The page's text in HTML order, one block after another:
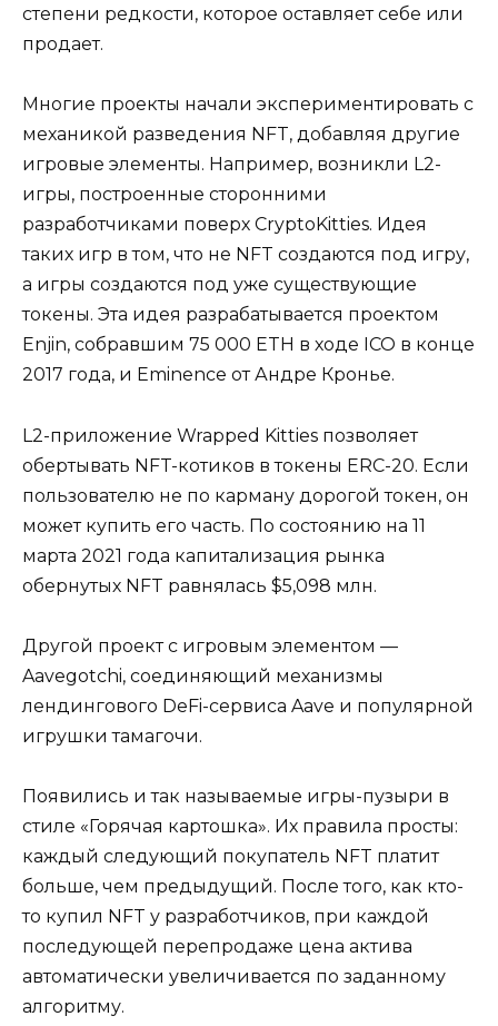
степени редкости, которое оставляет себе или
продает.
Многие проекты начали экспериментировать с
механикой разведения NFT, добавляя другие
игровые элементы. Например, возникли L2-
игры, построенные сторонними
разработчиками поверх CryptoKitties. Идея
таких игр в том, что не NFT создаются под игру,
а игры создаются под уже существующие
токены. Эта идея разрабатывается проектом
Enjin, собравшим 75 000 ETH в ходе ICO в конце
2017 года, и Eminence от Андре Кронье.
L2-приложение Wrapped Kitties позволяет
обертывать NFT-котиков в токены ERC-20. Если
пользователю не по карману дорогой токен, он
может купить его часть. По состоянию на 11
марта 2021 года капитализация рынка
обернутых NFT равнялась $5,098 млн.
Другой проект с игровым элементом —
Aavegotchi, соединяющий механизмы
лендингового DeFi-сервиса Aave и популярной
игрушки тамагочи.
Появились и так называемые игры-пузыри в
стиле «Горячая картошка». Их правила просты:
каждый следующий покупатель NFT платит
больше, чем предыдущий. После того, как кто-
то купил NFT у разработчиков, при каждой
последующей перепродаже цена актива
автоматически увеличивается по заданному
алгоритму.